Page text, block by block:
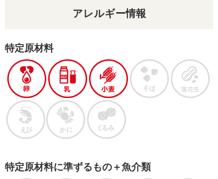
アレルギー情報
特定原材料
特定原材料に準ずるもの＋魚介類